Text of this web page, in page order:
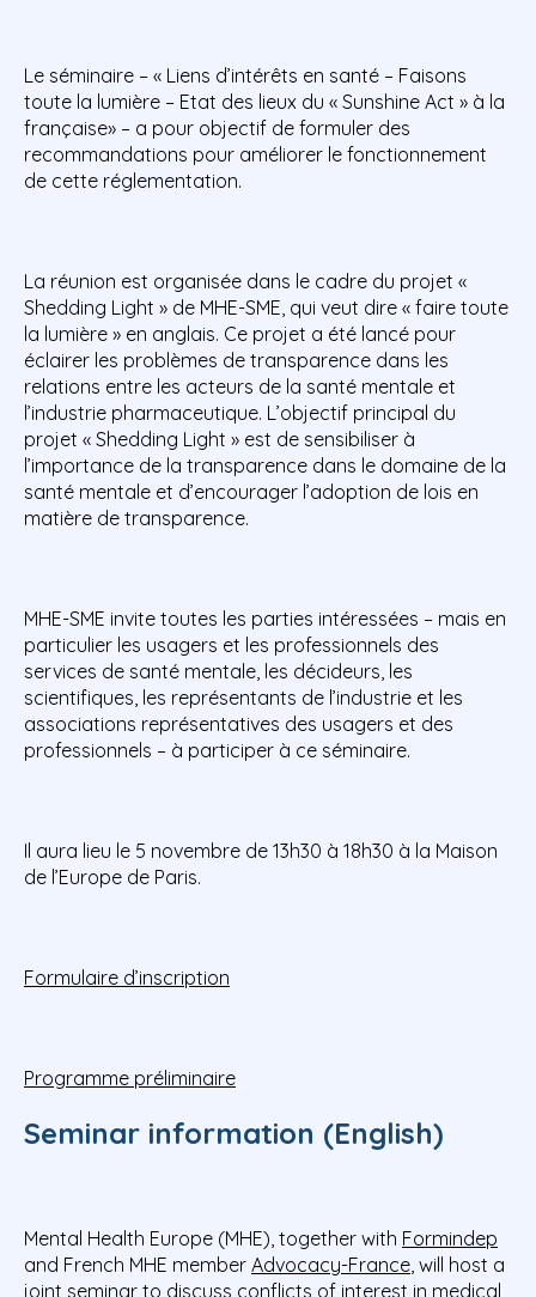
Le séminaire – « Liens d’intérêts en santé – Faisons
toute la lumière – Etat des lieux du « Sunshine Act » à la
française» – a pour objectif de formuler des
recommandations pour améliorer le fonctionnement
de cette réglementation.
La réunion est organisée dans le cadre du projet «
Shedding Light » de MHE-SME, qui veut dire « faire toute
la lumière » en anglais. Ce projet a été lancé pour
éclairer les problèmes de transparence dans les
relations entre les acteurs de la santé mentale et
l’industrie pharmaceutique. L’objectif principal du
projet « Shedding Light » est de sensibiliser à
l’importance de la transparence dans le domaine de la
santé mentale et d’encourager l’adoption de lois en
matière de transparence.
MHE-SME invite toutes les parties intéressées – mais en
particulier les usagers et les professionnels des
services de santé mentale, les décideurs, les
scientifiques, les représentants de l’industrie et les
associations représentatives des usagers et des
professionnels – à participer à ce séminaire.
Il aura lieu le 5 novembre de 13h30 à 18h30 à la Maison
de l’Europe de Paris.
Formulaire d’inscription
Programme préliminaire
Seminar information (English)
Mental Health Europe (MHE), together with Formindep
and French MHE member Advocacy-France , will host a
joint seminar to discuss conflicts of interest in medical